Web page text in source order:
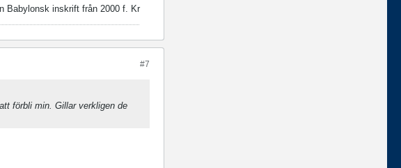
Babylonsk inskrift från 2000 f. Kr
#7
förbli min. Gillar verkligen de